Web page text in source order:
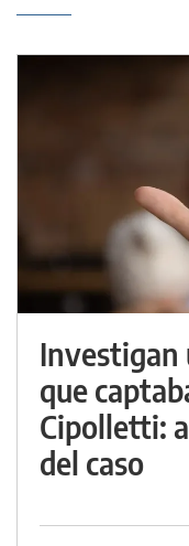
Investigan
que
Cipolletti:
del caso